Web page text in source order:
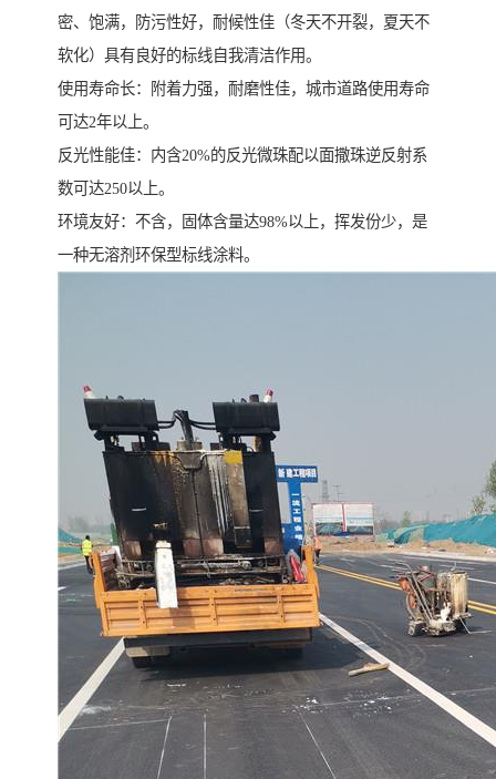
密、饱满，防污性好，耐候性佳（冬天不开裂，夏天不
软化）具有良好的标线自我清洁作用。
使用寿命长：附着力强，耐磨性佳，城市道路使用寿命
可达2年以上。
反光性能佳：内含20%的反光微珠配以面撒珠逆反射系
数可达250以上。
环境友好：不含，固体含量达98%以上，挥发份少，是
一种无溶剂环保型标线涂料。